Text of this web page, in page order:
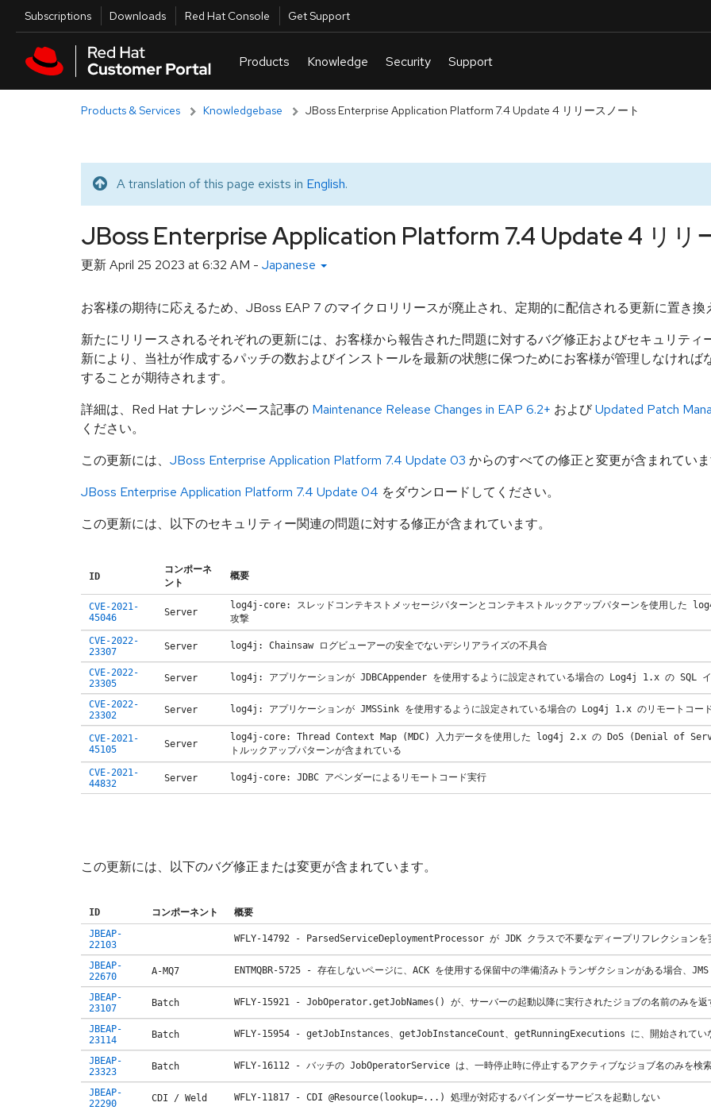
Skip to main content
Utilities
Subscriptions Downloads Red Hat Console Get Support
Products & Services Knowledgebase JBoss Enterprise Application Platform 7.4 Update 4 リリースノート
Translated message
A translation of this page exists in English.
JBoss Enterprise Application Platform 7.4 Update 4 リリ
更新April 25 2023 at 6:32 AM - Japanese
お客様の期待に応えるため、JBoss EAP 7 のマイクロリリースが廃止され、定期的に配信される更新に置き換
新たにリリースされるそれぞれの更新には、お客様から報告された問題に対するバグ修正およびセキュリティ
新により、当社が作成するパッチの数およびインストールを最新の状態に保つためにお客様が管理しなければ
することが期待されます。
詳細は、Red Hat ナレッジベース記事の Maintenance Release Changes in EAP 6.2+ およびUpdated Patch
ください。
この更新には、 JBoss Enterprise Application Platform 7.4 Update 03 からのすべての修正と変更が含まれていま
JBoss Enterprise Application Platform 7.4 Update 04 をダウンロードしてください。
この更新には、以下のセキュリティー関連の問題に対する修正が含まれています。
ID
コンポーネ
ント
概要
CVE-2021-
45046
Server
log4j-core: スレッドコンテキストメッセージパターンとコンテキストルックアップパターンを使用
攻撃
CVE-2022-
23307
Server log4j: Chainsaw ログビューアーの安全でないデシリアライズの不具合
CVE-2022-
23305
Server log4j: アプリケーションが JDBCAppender を使用するように設定されている場合の Log4j 1.x の SQL イ
CVE-2022-
23302
Server log4j: アプリケーションが JMSSink を使用するように設定されている場合の Log4j 1.x のリモートコー
CVE-2021-
45105
Server
log4j-core: Thread Context Map (MDC) 入力データを使用した log4j 2.x の DoS (Denial of
トルックアップパターンが含まれている
CVE-2021-
44832
Server log4j-core: JDBC アペンダーによるリモートコード実行
この更新には、以下のバグ修正または変更が含まれています。
ID コンポーネント
概要
JBEAP-
22103
WFLY-14792 - ParsedServiceDeploymentProcessor が JDK クラスで不要なディープリフレクションを
JBEAP-
22670
A-MQ7 ENTMQBR-5725 - 存在しないページに、ACK を使用する保留中の準備済みトランザクションがある場合、
JBEAP-
23107
Batch WFLY-15921 - JobOperator.getJobNames() が、サーバーの起動以降に実行されたジョブの名前のみを返
JBEAP-
23114
Batch WFLY-15954 - getJobInstances、getJobInstanceCount、getRunningExecutions に、開始されていな
JBEAP-
23323
Batch WFLY-16112 - バッチの JobOperatorService は、一時停止時に停止するアクティブなジョブ名のみを検
JBEAP-
22290
CDI / Weld WFLY-11817 - CDI @Resource(lookup=...) 処理が対応するバインダーサービスを起動しない